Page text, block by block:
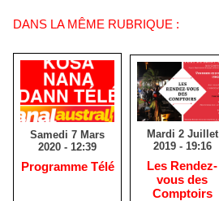
DANS LA MÊME RUBRIQUE :
Samedi 7 Mars
2020 - 12:39
Programme Télé
Mardi 2 Juillet
2019 - 19:16
Les Rendez-
vous des
Comptoirs